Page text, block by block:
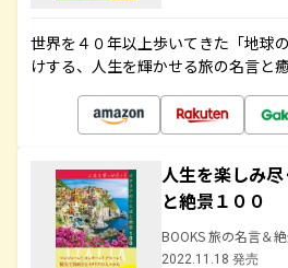
世界を４０年以上歩いてきた「地球
けする、人生を輝かせる旅の名言と
人生を楽しみ
と絶景１００
BOOKS 旅の名言＆
2022.11.18 発売